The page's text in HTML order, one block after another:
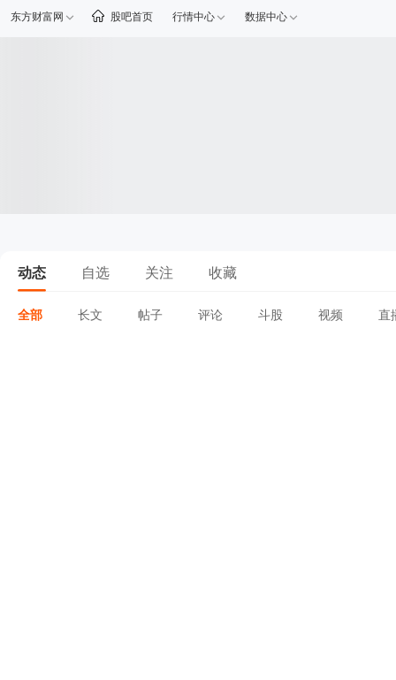
东方财富网 股吧首页 行情中心 数据中心
动态 自选 关注 收藏
全部 长文 帖子 评论 斗股 视频 直